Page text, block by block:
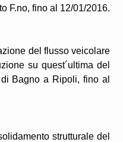
F.no, fino al 12/01/2016.
del flusso veicolare
su quest´ultima del
Bagno a Ripoli, fino al
strutturale del